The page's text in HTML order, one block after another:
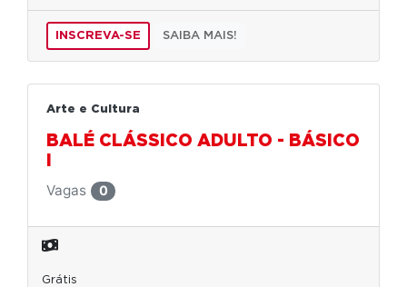
INSCREVA-SE SAIBA MAIS!
Arte e Cultura
BALÉ CLÁSSICO ADULTO - BÁSICO
Vagas
0
Grátis